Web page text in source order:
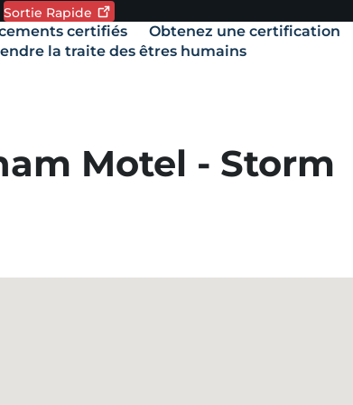
langue. Langue actuelle:
Sortie Rapide
certifiés Obtenez une certification
la traite des êtres humains
Motel - Storm